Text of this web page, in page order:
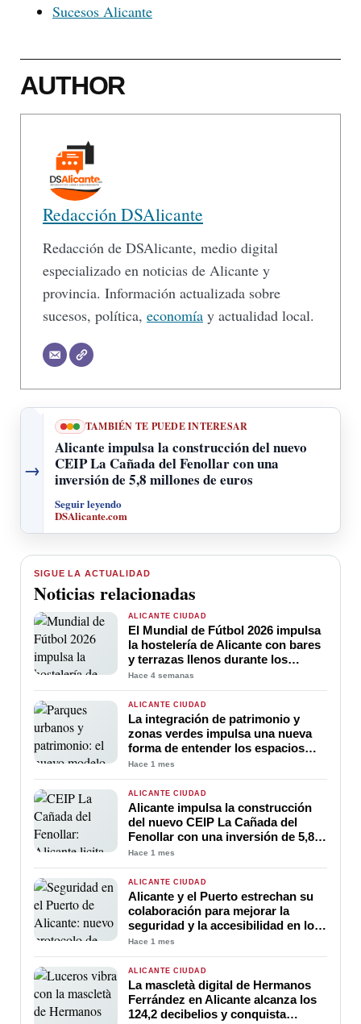
Sucesos Alicante
AUTHOR
Redacción DSAlicante
Redacción de DSAlicante, medio digital
especializado en noticias de Alicante y
provincia. Información actualizada sobre
sucesos, política, economía y actualidad local.
→
TAMBIÉN TE PUEDE INTERESAR
Alicante impulsa la construcción del nuevo
CEIP La Cañada del Fenollar con una
inversión de 5,8 millones de euros
Seguir leyendo
DSAlicante.com
SIGUE LA ACTUALIDAD
Noticias relacionadas
ALICANTE CIUDAD
El Mundial de Fútbol 2026 impulsa
la hostelería de Alicante con bares
y terrazas llenos durante los
partidos de España
Hace 4 semanas
ALICANTE CIUDAD
La integración de patrimonio y
zonas verdes impulsa una nueva
forma de entender los espacios
públicos en Alicante
Hace 1 mes
ALICANTE CIUDAD
Alicante impulsa la construcción
del nuevo CEIP La Cañada del
Fenollar con una inversión de 5,8
millones de euros
Hace 1 mes
ALICANTE CIUDAD
Alicante y el Puerto estrechan su
colaboración para mejorar la
seguridad y la accesibilidad en los
espacios portuarios
Hace 1 mes
ALICANTE CIUDAD
La mascletà digital de Hermanos
Ferrández en Alicante alcanza los
124,2 decibelios y conquista